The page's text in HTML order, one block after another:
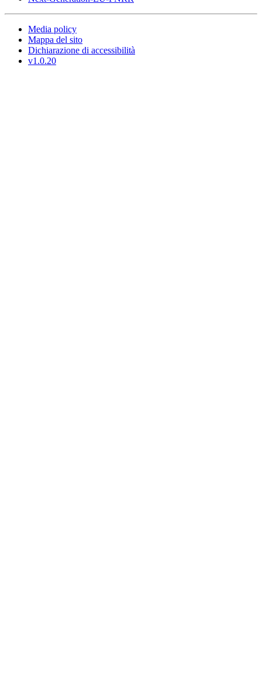
Media policy
Mappa del sito
Dichiarazione di accessibilità
v1.0.20